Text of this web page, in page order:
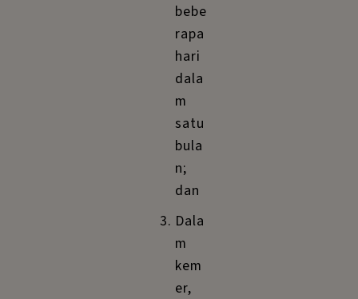
bebe
rapa
hari
dala
m
satu
bula
n;
dan
Dala
m
kem
er,